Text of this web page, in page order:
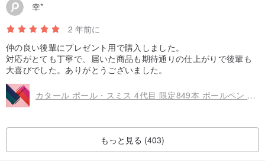
幸*
2 年前に
仲の良い後輩にプレゼント用で購入しました。
対応がとても丁寧で、届いた商品も期待通りの仕上がりで後輩も
大喜びでした。ありがとうございました。
カタール ポール・スミス 4代目 限定849本 ボールペン ブリティッシュグリーン/ブルー-無料刻印
もっと見る (403)